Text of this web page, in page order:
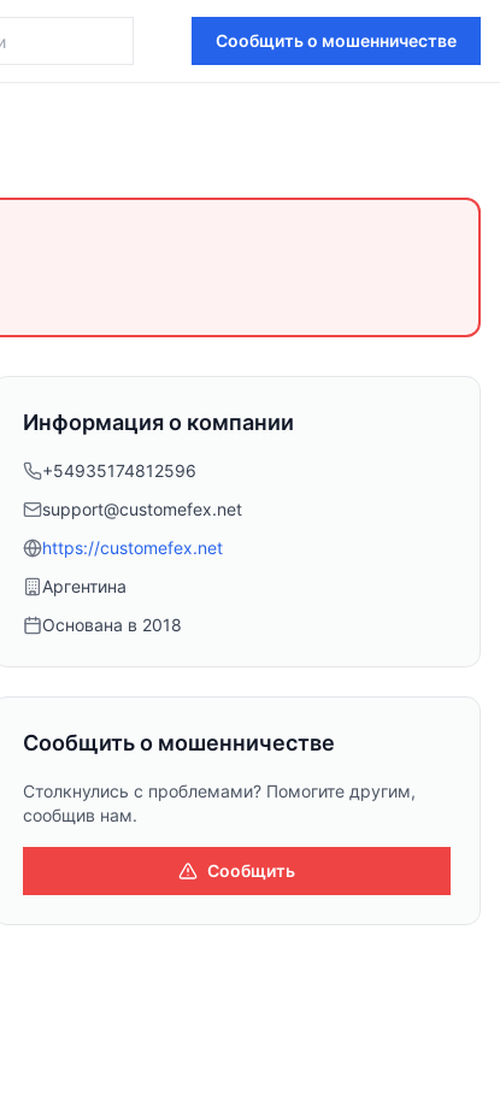
Сообщить о мошенничестве
Информация о компании
+54935174812596
support@customefex.net
https://customefex.net
Аргентина
Основана в 2018
Сообщить о мошенничестве
Столкнулись с проблемами? Помогите другим,
сообщив нам.
Сообщить